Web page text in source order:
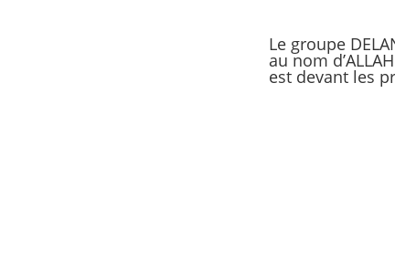
Le groupe
au nom
est devant les